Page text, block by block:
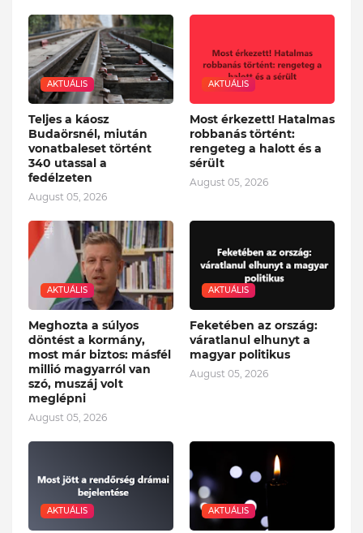
AKTUÁLIS
Teljes a káosz
Budaörsnél, miután
vonatbaleset történt
340 utassal a
fedélzeten
August 05, 2026
AKTUÁLIS
Most érkezett! Hatalmas
robbanás történt:
rengeteg a halott és a
sérült
August 05, 2026
AKTUÁLIS
Meghozta a súlyos
döntést a kormány,
most már biztos: másfél
millió magyarról van
szó, muszáj volt
meglépni
August 05, 2026
AKTUÁLIS
Feketében az ország:
váratlanul elhunyt a
magyar politikus
August 05, 2026
AKTUÁLIS AKTUÁLIS